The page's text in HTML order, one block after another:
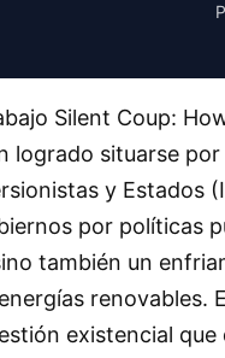
Silent Coup:
logrado situarse
y Estados
por políticas
también un
existencial